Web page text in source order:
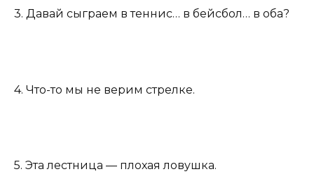
3. Давай сыграем в теннис… в бейсбол… в оба?
4. Что-то мы не верим стрелке.
5. Эта лестница — плохая ловушка.